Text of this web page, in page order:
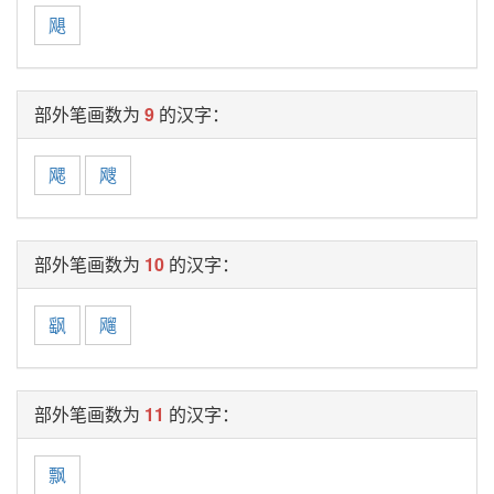
飓
部外笔画数为 9 的汉字：
飔 飕
部外笔画数为 10 的汉字：
飖 飗
部外笔画数为 11 的汉字：
飘